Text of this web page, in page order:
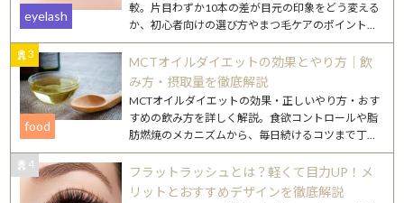
eyelash
較。片目わずか10本の差が目元の印象をどう変える
か、初心者向けの選び方やまつ毛ケアのポイントも
詳しく解説します。
3
MCTオイルダイエットの効果とやり方｜飲
み方・摂取量を徹底解説
food
MCTオイルダイエットの効果・正しいやり方・おす
すめの飲み方を詳しく解説。食欲コントロールや脂
肪燃焼のメカニズムから、毎日続けるコツまで丁寧
にご紹介します。
4
フラットラッシュとは？軽くて目力UP！メ
リットとおすすめデザインを徹底解説